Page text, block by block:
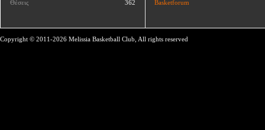
Θέσεις 362 Basketforum
Copyright © 2011-2026 Melissia Basketball Club, All rights reserved